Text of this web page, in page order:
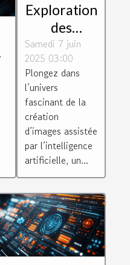
Exploration
des
tendances
futures en
création
d'images
assistée par
IA
Samedi 7 juin
2025 03:00
Plongez dans
l’univers
fascinant de la
création
d’images assistée
par l’intelligence
artificielle, un...